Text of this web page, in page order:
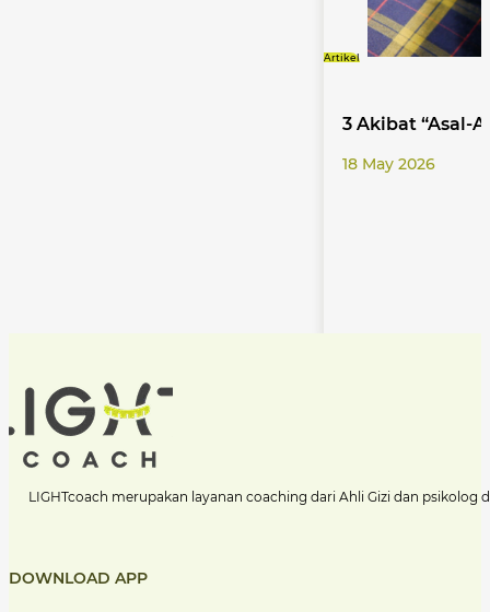
Artikel
3 Akibat “Asal-
18 May 2026
LIGHTcoach merupakan layanan coaching dari Ahli Gizi dan
DOWNLOAD APP